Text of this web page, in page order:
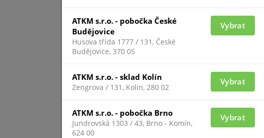
ATKM s.r.o. - pobočka České
Budějovice
Husova třída 1777 / 131, České
Budějovice, 370 05
Vybrat
ATKM s.r.o. - sklad Kolín
Zengrova / 131, Kolín, 280 02
Vybrat
ATKM s.r.o. - pobočka Brno
Jundrovská 1303 / 43, Brno - Komín,
624 00
Vybrat